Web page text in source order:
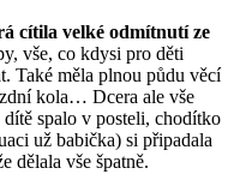
cítila velké odmítnutí ze
vše, co kdysi pro děti
Také měla plnou půdu věcí
kola… Dcera ale vše
spalo v posteli, chodítko
už babička) si připadala
dělala vše špatně.